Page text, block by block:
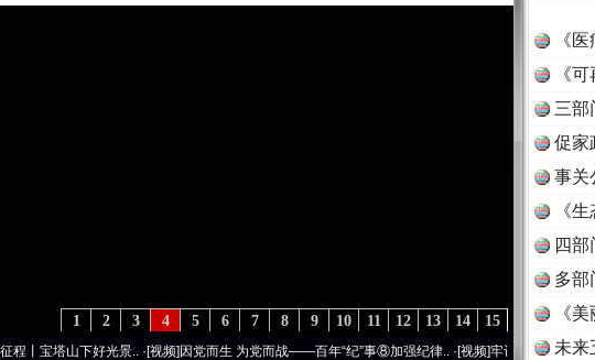
15
14
13
12
11
10
9
8
7
6
5
4
3
2
1
塔山下好光景..·[视频]因党而生 为党而战——百年“纪”事⑧加强纪律..·[视频]牢记初心使命 奋进复兴征
《
《
三部
促家
事关
《
读
四
多部
《
未来